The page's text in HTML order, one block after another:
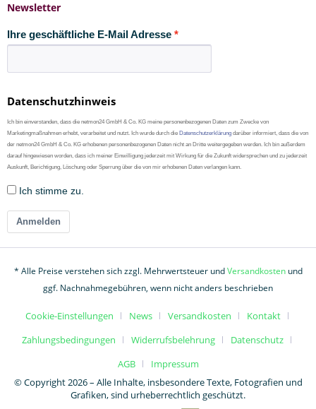
Newsletter
Ihre geschäftliche E-Mail Adresse
Datenschutzhinweis
Ich bin einverstanden, dass die netmon24 GmbH & Co. KG meine personenbezogenen Daten zum Zwecke von
Marketingmaßnahmen erhebt, verarbeitet und nutzt. Ich wurde durch die Datenschutzerklärung darüber informiert, dass die von
der netmon24 GmbH & Co. KG erhobenen personenbezogenen Daten nicht an Dritte weitergegeben werden. Ich bin außerdem
darauf hingewiesen worden, dass ich meiner Einwilligung jederzeit mit Wirkung für die Zukunft widersprechen und zu jederzeit
Auskunft, Berichtigung, Löschung oder Sperrung über die von mir erhobenen Daten verlangen kann.
Ich stimme zu.
Anmelden
* Alle Preise verstehen sich zzgl. Mehrwertsteuer undVersandkostenund
ggf. Nachnahmegebühren, wenn nicht anders beschrieben
Cookie-Einstellungen News Versandkosten
Kontakt
Zahlungsbedingungen
Widerrufsbelehrung
Datenschutz
AGB
Impressum
© Copyright 2026 – Alle Inhalte, insbesondere Texte, Fotografien und
Grafiken, sind urheberrechtlich geschützt.